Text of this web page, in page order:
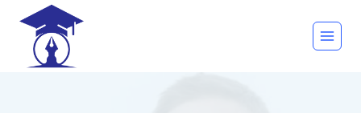
content